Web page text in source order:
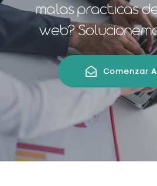
malas practicas
web?
Comenzar